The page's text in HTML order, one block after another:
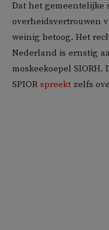
Dat het gemeentelijke
overheidsvertrouwen
weinig betoog. Het
Nederland is ernstig
moskeekoepel SIORH.
SPIOR spreekt zelfs